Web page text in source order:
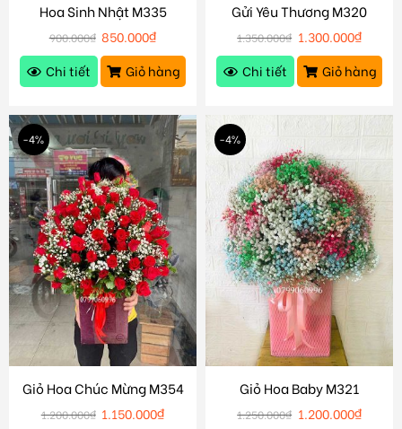
Hoa Sinh Nhật M335
900.000₫ 850.000₫
Chi tiết
Giỏ hàng
Gửi Yêu Thương M320
1.350.000₫ 1.300.000₫
Chi tiết
Giỏ hàng
-4%
Giỏ Hoa Chúc Mừng M354
1.200.000₫ 1.150.000₫
-4%
Giỏ Hoa Baby M321
1.250.000₫ 1.200.000₫